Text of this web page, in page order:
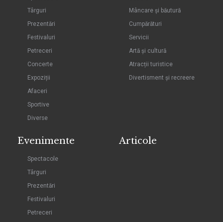
Târguri
Prezentări
Festivaluri
Petreceri
Concerte
Expoziții
Afaceri
Sportive
Diverse
Mâncare și băutură
Cumpărături
Servicii
Artă și cultură
Atracții turistice
Divertisment și recreere
Evenimente
Spectacole
Târguri
Prezentări
Festivaluri
Petreceri
Articole